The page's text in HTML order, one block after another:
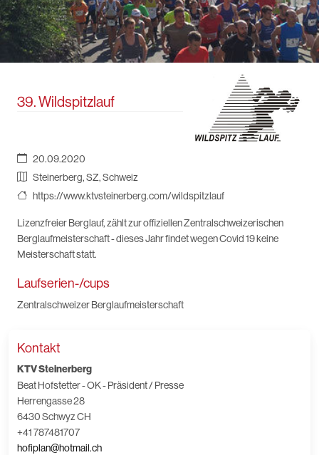
39. Wildspitzlauf
20.09.2020
Steinerberg, SZ, Schweiz
https://www.ktvsteinerberg.com/wildspitzlauf
Lizenzfreier Berglauf, zählt zur offiziellen Zentralschweizerischen
Berglaufmeisterschaft - dieses Jahr findet wegen Covid 19 keine
Meisterschaft statt.
Laufserien-/cups
Zentralschweizer Berglaufmeisterschaft
Kontakt
KTV Steinerberg
Beat Hofstetter - OK - Präsident / Presse
Herrengasse 28
6430 Schwyz CH
+41 787481707
hofiplan@hotmail.ch